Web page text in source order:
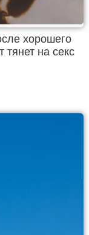
хорошего
тянет на секс